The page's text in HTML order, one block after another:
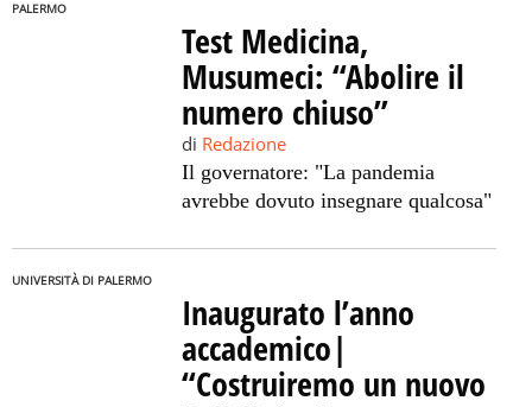
PALERMO
Test Medicina,
Musumeci: “Abolire il
numero chiuso”
di Redazione
Il governatore: "La pandemia
avrebbe dovuto insegnare qualcosa"
UNIVERSITÀ DI PALERMO
Inaugurato l’anno
accademico|
“Costruiremo un nuovo